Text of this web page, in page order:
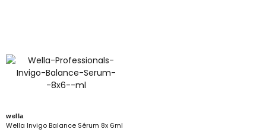
wella
Wella Invigo Balance Sérum 8x 6ml